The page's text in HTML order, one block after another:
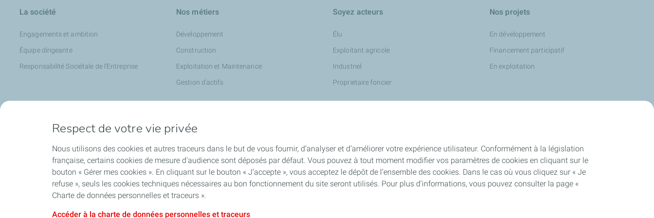
La société
Engagements et ambition
Équipe dirigeante
Responsabilité Sociétale de l'Entreprise
Nos métiers
Développement
Construction
Exploitation et Maintenance
Gestion d'actifs
Soyez acteurs
Élu
Exploitant agricole
Industriel
Propriétaire foncier
Nos projets
En développement
Financement participatif
En exploitation
Communiqués de presse
Nos évènements
Respect de votre vie privée
Nous utilisons des cookies et autres traceurs dans le but de vous fournir, d’analyser et d’améliorer votre expérience utilisateur. Conformément à la législation
française, certains cookies de mesure d'audience sont déposés par défaut. Vous pouvez à tout moment modifier vos paramètres de cookies en cliquant sur le
bouton « Gérer mes cookies ». En cliquant sur le bouton « J’accepte », vous acceptez le dépôt de l’ensemble des cookies. Dans le cas où vous cliquez sur « Je
refuse », seuls les cookies techniques nécessaires au bon fonctionnement du site seront utilisés. Pour plus d’informations, vous pouvez consulter la page «
Charte de données personnelles et traceurs ».
Accéder à la charte de données personnelles et traceurs